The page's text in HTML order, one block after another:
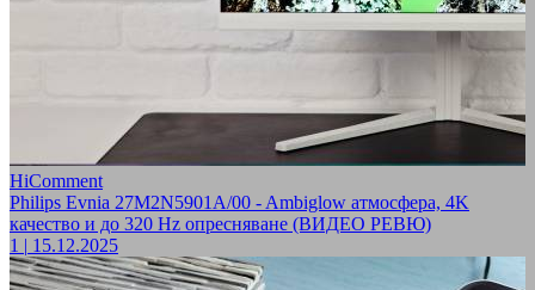
HiComment
Philips Evnia 27M2N5901A/00 - Ambiglow атмосфера, 4K
качество и до 320 Hz опресняване (ВИДЕО РЕВЮ)
1 | 15.12.2025